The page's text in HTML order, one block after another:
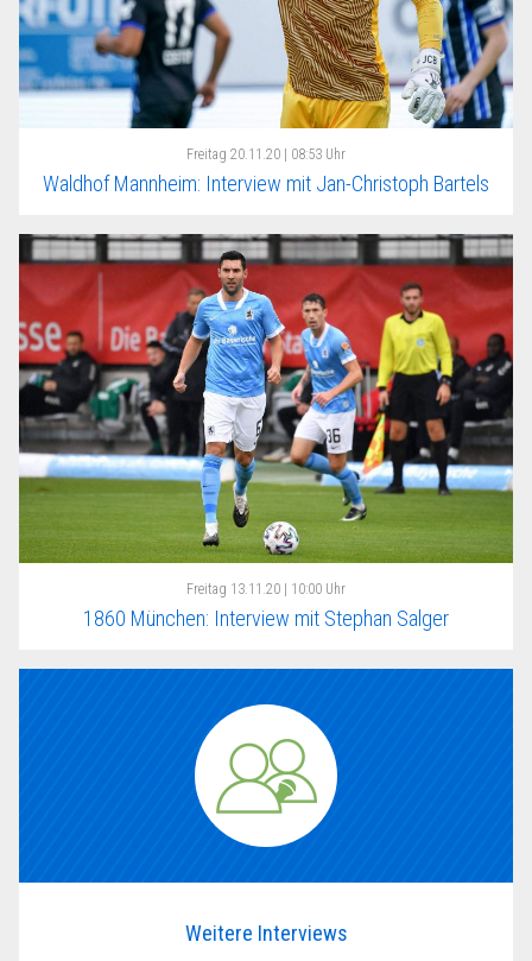
Freitag 20.11.20 | 08:53 Uhr
Waldhof Mannheim: Interview mit Jan-Christoph Bartels
Freitag 13.11.20 | 10:00 Uhr
1860 München: Interview mit Stephan Salger
Weitere Interviews